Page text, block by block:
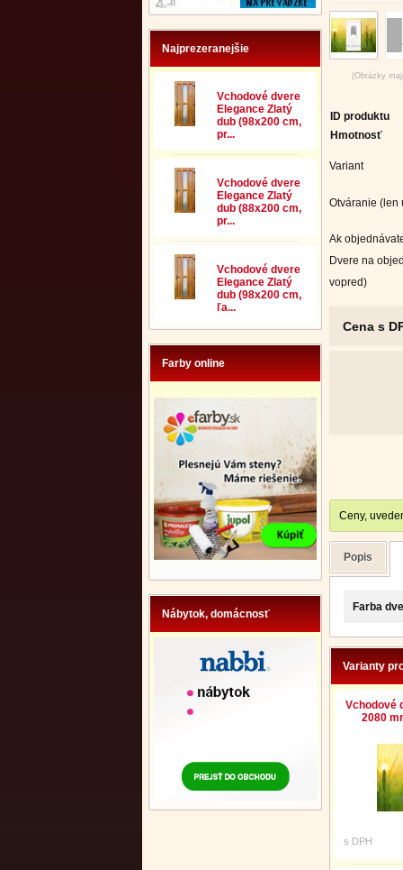
Najprezeranejšie
Vchodové dvere
Elegance Zlatý
dub (98x200 cm,
pr...
Vchodové dvere
Elegance Zlatý
dub (88x200 cm,
pr...
Vchodové dvere
Elegance Zlatý
dub (98x200 cm,
ľa...
Farby online
Nábytok, domácnosť
(Obrázky
ID produktu
Hmotnosť
Variant
Otváranie (len
Ak
Dvere na
vopred)
Cena s
Ceny,
Popis
Farba
Varianty
Vchodové
2080
s DPH